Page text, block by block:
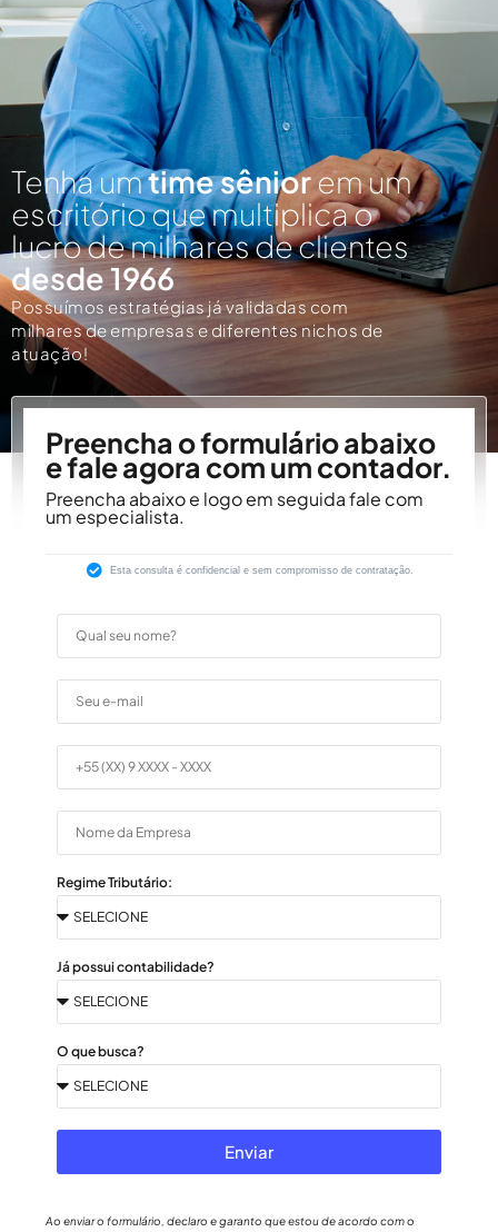
Tenha umtime sêniorem um
escritório que multiplica o
lucro de milhares de clientes
desde 1966
Possuímos estratégias já validadas com
milhares de empresas e diferentes nichos de
atuação!
Preencha o formulário abaixo
e fale agora com um contador.
Preencha abaixo e logo em seguida fale com
um especialista.
Esta consulta é confidencial e sem compromisso de contratação.
Regime Tributário:
Já possui contabilidade?
O que busca?
Enviar
Ao enviar o formulário, declaro e garanto que estou de acordo com o